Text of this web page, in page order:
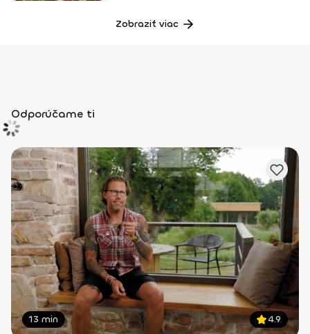
Zobraziť viac
Odporúčame ti
13 min 4.9